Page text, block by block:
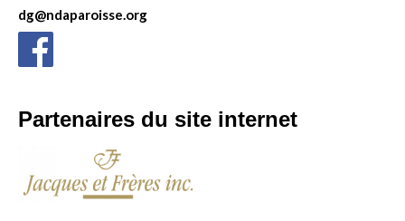
dg@ndaparoisse.org
Partenaires du site internet